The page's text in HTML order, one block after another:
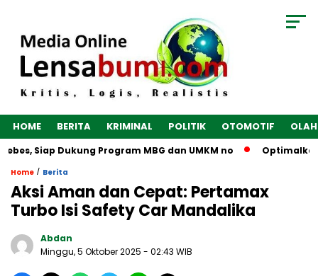
HOME BERITA KRIMINAL POLITIK OTOMOTIF
Siap Dukung Program MBG dan UMKM no Optimalkan
Home / Berita
Aksi Aman dan Cepat: Pertamax
Turbo Isi Safety Car Mandalika
Abdan
Minggu, 5 Oktober 2025 - 02:43 WIB